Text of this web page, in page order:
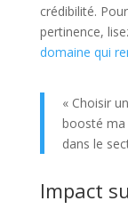
crédibilité.
pertinence,
domaine qui
« Choisir
boosté ma
dans le
Impact